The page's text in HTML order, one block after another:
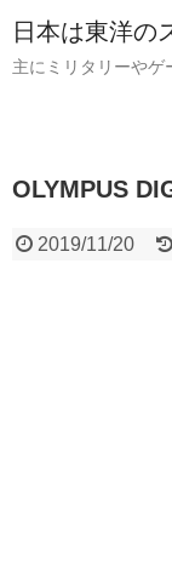
日本は東洋の
主にミリタリーやゲ
OLYMPUS
2019/11/20